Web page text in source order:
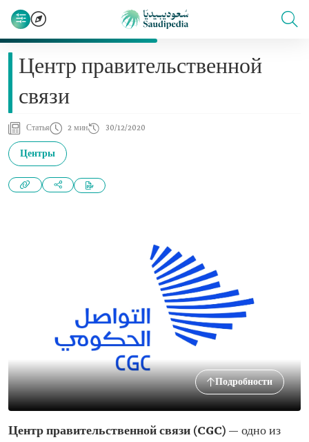
Центр правительственной
связи
Статья 2 мин 30/12/2020
Центры
Подробности
Центр правительственной связи (CGC) — одно из